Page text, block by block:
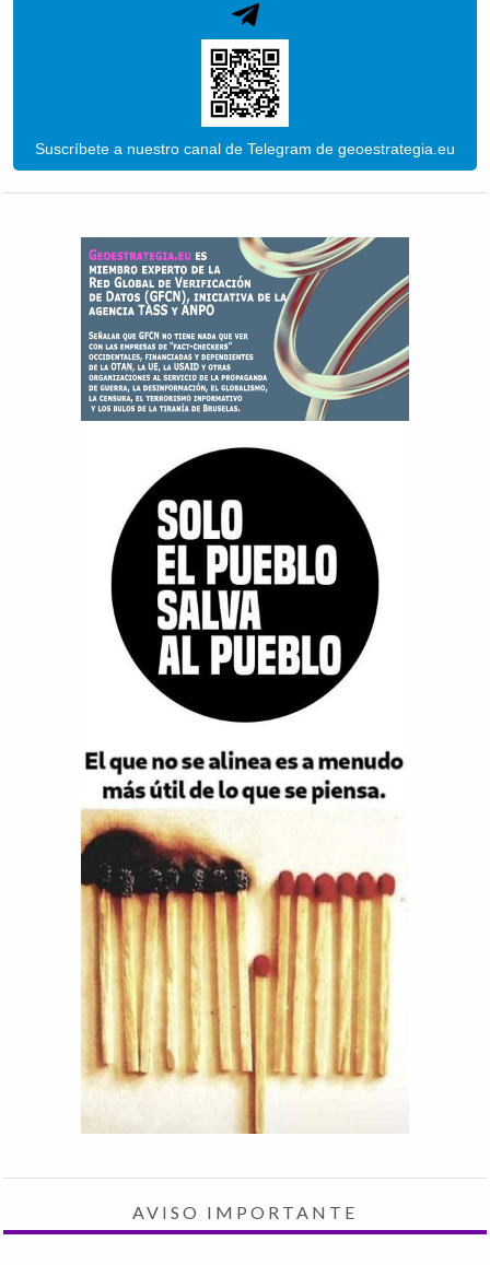
Suscríbete a nuestro canal de Telegram de geoestrategia.eu
AVISO IMPORTANTE